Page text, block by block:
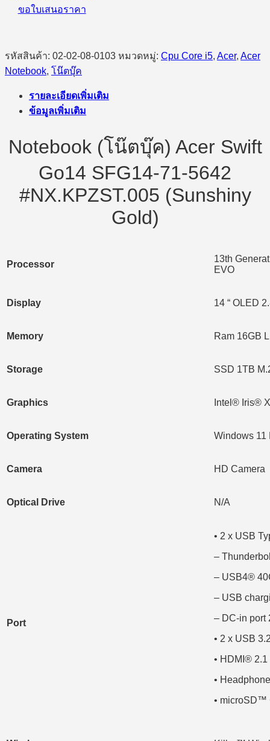
ขอใบเสนอราคา
รหัสสินค้า: 02-02-08-0103 หมวดหมู่: Cpu Core i5, Acer, Acer
Notebook, โน๊ตบุ๊ค
รายละเอียดเพิ่มเติม
ข้อมูลเพิ่มเติม
Notebook (โน๊ตบุ๊ค) Acer Swift
Go14 SFG14-71-5642
#NX.KPZST.005 (Sunshiny
Gold)
Processor
13th
EVO
Display 14 “ OLED
Memory Ram 16GB
Storage SSD 1TB
Graphics Intel® Iris®
Operating System Windows 11
Camera HD Camera
Optical Drive N/A
Port
• 2 x USB
–
– USB4®
– USB
– DC-in port
• 2 x USB
• HDMI®
•
• microSD™